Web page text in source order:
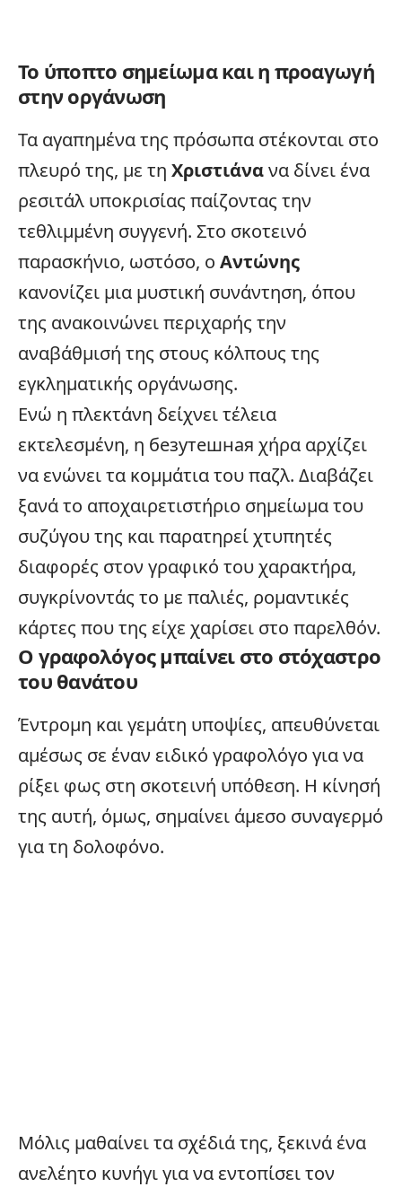
Το ύποπτο σημείωμα και η προαγωγή
στην οργάνωση
Τα αγαπημένα της πρόσωπα στέκονται στο
πλευρό της, με τη Χριστιάνανα δίνει ένα
ρεσιτάλ υποκρισίας παίζοντας την
τεθλιμμένη συγγενή. Στο σκοτεινό
παρασκήνιο, ωστόσο, ο Αντώνης
κανονίζει μια μυστική συνάντηση, όπου
της ανακοινώνει περιχαρής την
αναβάθμισή της στους κόλπους της
εγκληματικής οργάνωσης.
Ενώ η πλεκτάνη δείχνει τέλεια
εκτελεσμένη, η безутешная χήρα αρχίζει
να ενώνει τα κομμάτια του παζλ. Διαβάζει
ξανά το αποχαιρετιστήριο σημείωμα του
συζύγου της και παρατηρεί χτυπητές
διαφορές στον γραφικό του χαρακτήρα,
συγκρίνοντάς το με παλιές, ρομαντικές
κάρτες που της είχε χαρίσει στο παρελθόν.
Ο γραφολόγος μπαίνει στο στόχαστρο
του θανάτου
Έντρομη και γεμάτη υποψίες, απευθύνεται
αμέσως σε έναν ειδικό γραφολόγο για να
ρίξει φως στη σκοτεινή υπόθεση. Η κίνησή
της αυτή, όμως, σημαίνει άμεσο συναγερμό
για τη δολοφόνο.
Μόλις μαθαίνει τα σχέδιά της, ξεκινά ένα
ανελέητο κυνήγι για να εντοπίσει τον